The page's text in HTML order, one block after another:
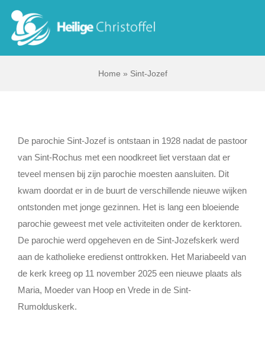
content
Ik zoek …
Contact
Bisdom Antwerpen
Lid Worden
Home » Sint-Jozef
De parochie Sint-Jozef is ontstaan in 1928 nadat de pastoor
van Sint-Rochus met een noodkreet liet verstaan dat er
teveel mensen bij zijn parochie moesten aansluiten. Dit
kwam doordat er in de buurt de verschillende nieuwe wijken
ontstonden met jonge gezinnen. Het is lang een bloeiende
parochie geweest met vele activiteiten onder de kerktoren.
De parochie werd opgeheven en de Sint-Jozefskerk werd
aan de katholieke eredienst onttrokken. Het Mariabeeld van
de kerk kreeg op 11 november 2025 een nieuwe plaats als
Maria, Moeder van Hoop en Vrede in de Sint-
Rumolduskerk.